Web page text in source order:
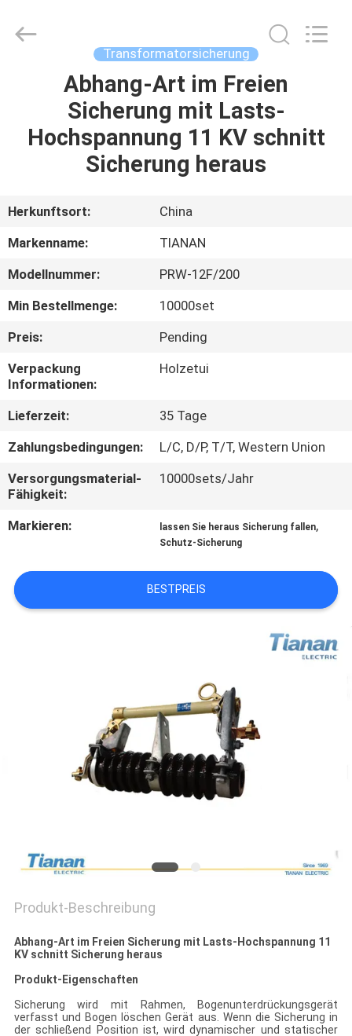
PRODUKTE
SHOW
UNS
FABRIK-
AUSFLUG
QUALITÄTSKONTROLLE
SIE
MIT
IN
VERBINDUNG
PRIVACY
POLICY
(Group)
Co.,Ltd..
Transformatorsicherung
Abhang-Art im Freien
Sicherung mit Lasts-
Hochspannung 11 KV schnitt
Sicherung heraus
Herkunftsort:
China
Markenname:
TIANAN
Modellnummer:
PRW-12F/200
Min Bestellmenge:
10000set
Preis:
Pending
Verpackung
Informationen:
Holzetui
Lieferzeit:
35 Tage
Zahlungsbedingungen:
L/C, D/P, T/T, Western Union
Versorgungsmaterial-
Fähigkeit:
10000sets/Jahr
Markieren: lassen Sie heraus Sicherung fallen,
Schutz-Sicherung
BESTPREIS
Produkt-Beschreibung
Abhang-Art im Freien Sicherung mit Lasts-Hochspannung 11
KV schnitt Sicherung heraus
Produkt-Eigenschaften
Sicherung wird mit Rahmen, Bogenunterdrückungsgerät
verfasst und Bogen löschen Gerät aus. Wenn die Sicherung in
der schließend Position ist, wird dynamischer und statischer